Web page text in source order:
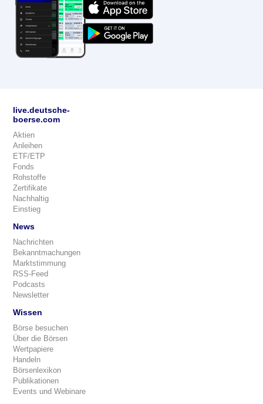
live.deutsche-
boerse.com
Aktien
Anleihen
ETF/ETP
Fonds
Rohstoffe
Zertifikate
Nachhaltig
Einstieg
News
Nachrichten
Bekanntmachungen
Marktstimmung
RSS-Feed
Podcasts
Newsletter
Wissen
Börse besuchen
Über die Börsen
Wertpapiere
Handeln
Börsenlexikon
Publikationen
Events und Webinare